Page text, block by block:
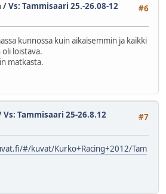
#6
/Vs: Tammisaari 25.-26.08-12
kunnossa kuin aikaisemmin ja kaikki
loistava.
matkasta.
#7
Vs: Tammisaari 25-26.8.12
#/kuvat/Kurko+Racing+2012/Tam